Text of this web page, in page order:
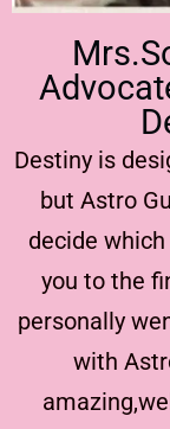
Destiny is
but Astro
decide
you to the
personally
with